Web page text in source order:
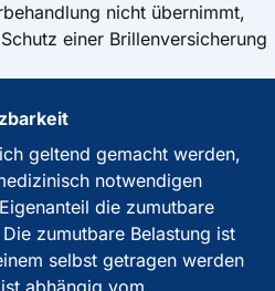
nicht übernimmt,
einer Brillenversicherung
geltend gemacht werden,
notwendigen
die zumutbare
zumutbare Belastung ist
selbst getragen werden
abhängig vom